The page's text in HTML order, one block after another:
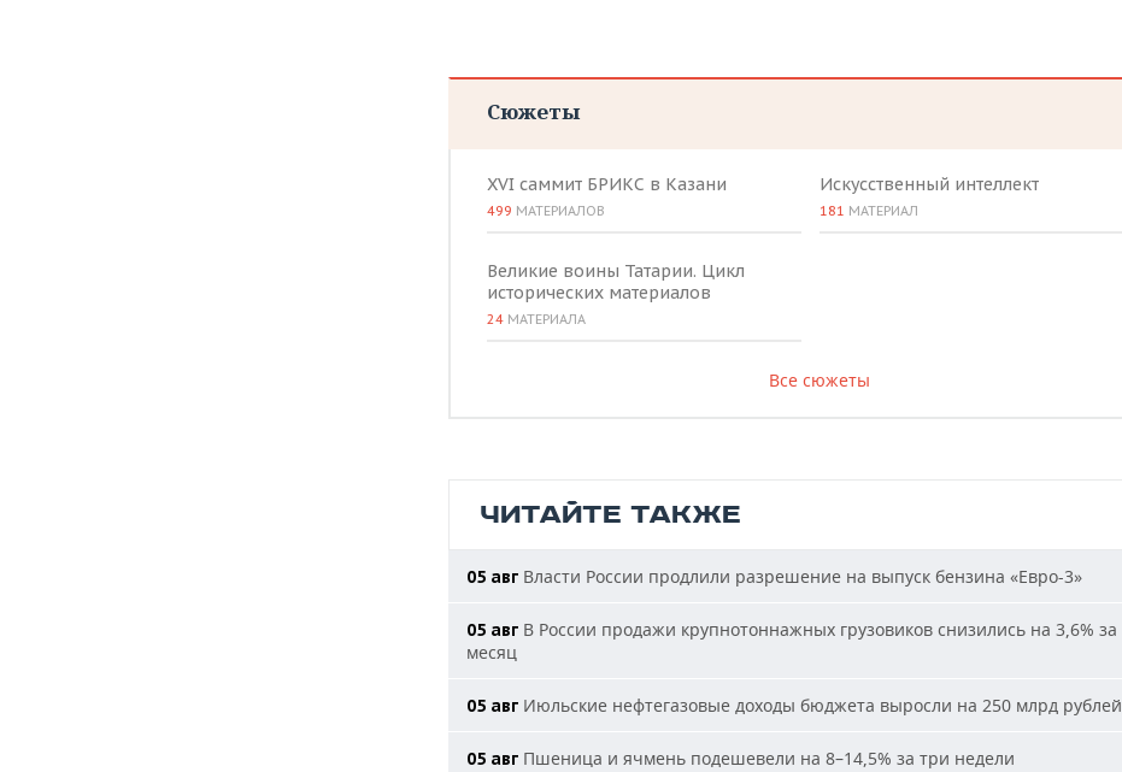
Сюжеты
XVI саммит БРИКС в Казани
499 МАТЕРИАЛОВ
Великие воины Татарии. Цикл
исторических материалов
24 МАТЕРИАЛА
Искусственный интеллект
181 МАТЕРИАЛ
Все сюжеты
ЧИТАЙТЕ ТАКЖЕ
05 авг Власти России продлили разрешение на выпуск бензина «Евро-3»
05 авг В России продажи крупнотоннажных грузовиков снизились на 3,6% за
месяц
05 авг Июльские нефтегазовые доходы бюджета выросли на 250 млрд рублей
05 авг Пшеница и ячмень подешевели на 8–14,5% за три недели